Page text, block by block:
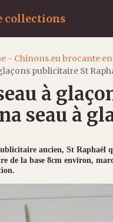
collections
- Chinons.eu brocante
publicitaire St
à
seau à
ancien, St Raphaël
de la base 8cm environ,